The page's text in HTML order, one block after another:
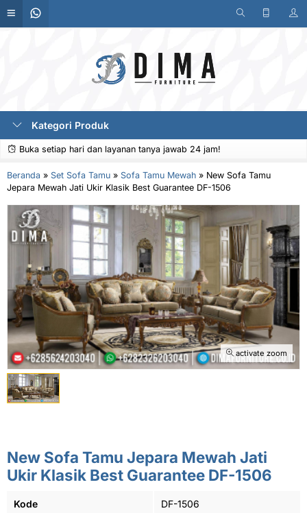
Kategori Produk
Buka setiap hari dan layanan tanya jawab 24 jam!
Beranda » Set Sofa Tamu » Sofa Tamu Mewah » New Sofa Tamu
Jepara Mewah Jati Ukir Klasik Best Guarantee DF-1506
activate zoom
New Sofa Tamu Jepara Mewah Jati
Ukir Klasik Best Guarantee DF-1506
Kode DF-1506